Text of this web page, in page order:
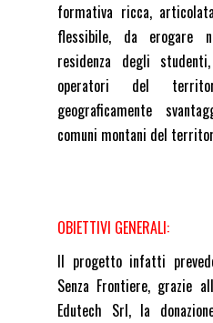
formativa ricca,
flessibile, da erogare
residenza degli
operatori del
geograficamente
comuni montani del
OBIETTIVI GENERALI:
Il progetto infatti
Senza Frontiere, grazie
Edutech Srl, la